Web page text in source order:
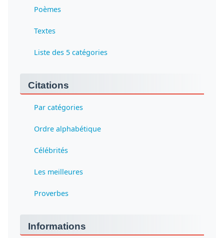
Poèmes
Textes
Liste des 5 catégories
Citations
Par catégories
Ordre alphabétique
Célébrités
Les meilleures
Proverbes
Informations